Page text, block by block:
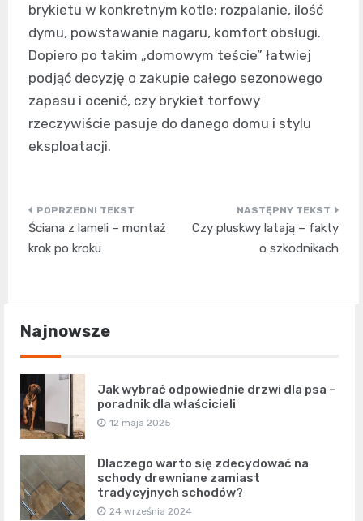
brykietu w konkretnym kotle: rozpalanie, ilość
dymu, powstawanie nagaru, komfort obsługi.
Dopiero po takim „domowym teście” łatwiej
podjąć decyzję o zakupie całego sezonowego
zapasu i ocenić, czy brykiet torfowy
rzeczywiście pasuje do danego domu i stylu
eksploatacji.
Nawigacja
wpisu
Ściana z lameli – montaż
krok po kroku
Czy pluskwy latają – fakty
o szkodnikach
Najnowsze
Jak wybrać odpowiednie drzwi dla psa –
poradnik dla właścicieli
12 maja 2025
Dlaczego warto się zdecydować na
schody drewniane zamiast
tradycyjnych schodów?
24 września 2024